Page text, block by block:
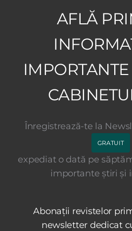
AFLĂ
Înregistrează-te la
GRATUIT
expediat o dată pe
importante știri și
Abonații revistelor
newsletter dedicat